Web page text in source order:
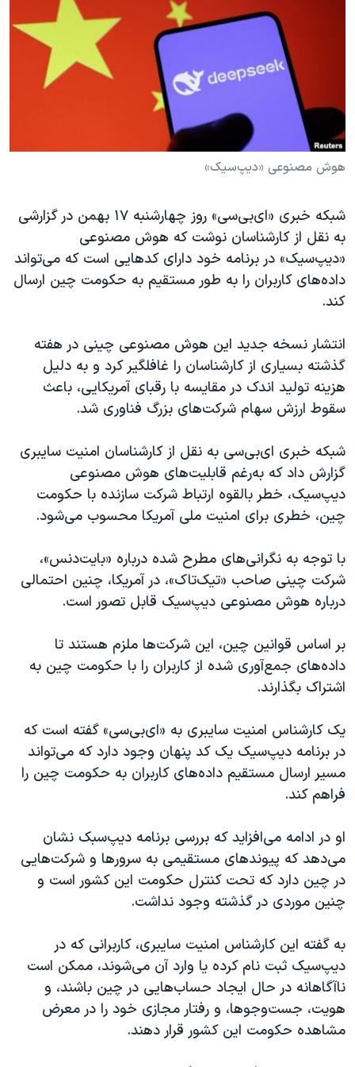
فرهنگ و زندگی
حقوق شهروندی
اقتصادی
علم و فناوری
اسرائیل در جنگ
انتخابات ریاست جمهوری آمریکا ۲۰۲۴
حمله جمهوری اسلامی به اسرائیل
رمز مهسا
ورزش زنان در ایران
تریبونال مردمی آبان ۹۸
دادگاه حمید نوری
چهل سال گروگان‌گیری
قانون شفافیت دارائی کادر رهبری ایران
اسرائیل در جنگ
نرگس محمدی برنده جایزه نوبل صلح
همایش محافظه‌کاران آمریکا «سی‌پک»
صفحه‌های ویژه
سفر پرزیدنت ترامپ به چین
زبانهای مختلف
هوش مصنوعی «دیپ‌سیک»
شبکه خبری «ای‌بی‌سی» روز چهارشنبه ۱۷ بهمن در گزارشی
به نقل از کارشناسان نوشت که هوش مصنوعی
«دیپ‌سیک» در برنامه خود دارای کدهایی است که می‌تواند
داده‌های کاربران را به طور مستقیم به حکومت چین ارسال
کند.
انتشار نسخه جدید این هوش مصنوعی چینی در هفته
گذشته بسیاری از کارشناسان را غافلگیر کرد و‌ به دلیل
هزینه تولید اندک در مقایسه با رقبای آمریکایی، باعث
سقوط ارزش سهام شرکت‌های بزرگ فناوری شد.
شبکه خبری ای‌بی‌سی به نقل از کارشناسان امنیت سایبری
گزارش داد که به‌رغم قابلیت‌های هوش مصنوعی
دیپ‌سیک، خطر بالقوه ارتباط شرکت سازنده با حکومت
چین، خطری برای امنیت ملی آمریکا محسوب می‌شود.
با توجه به نگرانی‌های مطرح شده درباره «بایت‌دنس»،
شرکت چینی صاحب «تیک‌تاک»، در آمریکا، چنین احتمالی
درباره هوش مصنوعی دیپ‌سیک قابل تصور است.
بر اساس قوانین چین، این شرکت‌ها ملزم هستند تا
داده‌‌های جمع‌آوری شده از کاربران را با حکومت چین به
اشتراک بگذارند.
یک کارشناس امنیت سایبری به «ای‌بی‌سی» گفته است که
در برنامه دیپ‌سیک یک کد پنهان وجود دارد که می‌تواند
مسیر ارسال مستقیم داده‌های کاربران به حکومت چین را
فراهم کند.
او در ادامه می‌افزاید که بررسی برنامه دیپ‌سبک نشان
می‌دهد که پیوندهای مستقیمی به سرورها و شرکت‌هایی
در چین دارد که تحت کنترل حکومت این کشور است و
چنین موردی در گذشته وجود نداشت.
به گفته این کارشناس امنیت سایبری، کاربرانی که در
دیپ‌سیک ثبت نام کرده یا وارد آن می‌شوند، ممکن است
ناآگاهانه در حال ایجاد حساب‌هایی در چین باشند، و
هویت، جست‌و‌جوها، و رفتار مجازی خود را در معرض
مشاهده حکومت این کشور قرار دهند.